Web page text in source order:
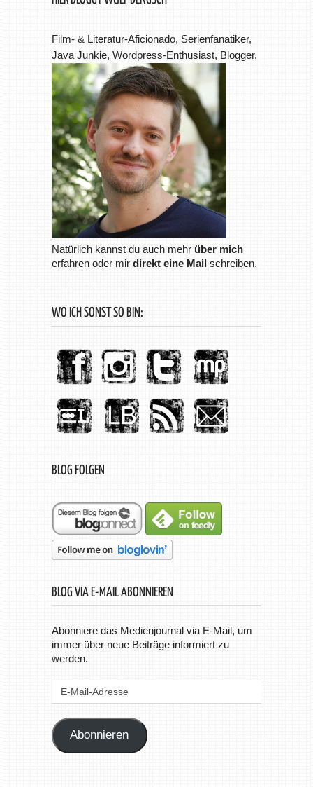
Film- & Literatur-Aficionado, Serienfanatiker,
Java Junkie, Wordpress-Enthusiast, Blogger.
Natürlich kannst du auch mehr über mich
erfahren oder mir direkt eine Mailschreiben.
WO ICH SONST SO BIN:
BLOG FOLGEN
BLOG VIA E-MAIL ABONNIEREN
Abonniere das Medienjournal via E-Mail, um
immer über neue Beiträge informiert zu
werden.
Abonnieren